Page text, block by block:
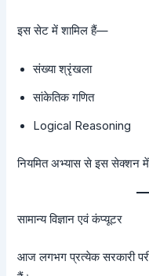
इस सेट में शामिल हैं—
संख्या श्रृंखला
सांकेतिक गणित
Logical Reasoning
नियमित अभ्यास से इस सेक्शन
सामान्य विज्ञान एवं कंप्यूटर
आज लगभग प्रत्येक सरकारी